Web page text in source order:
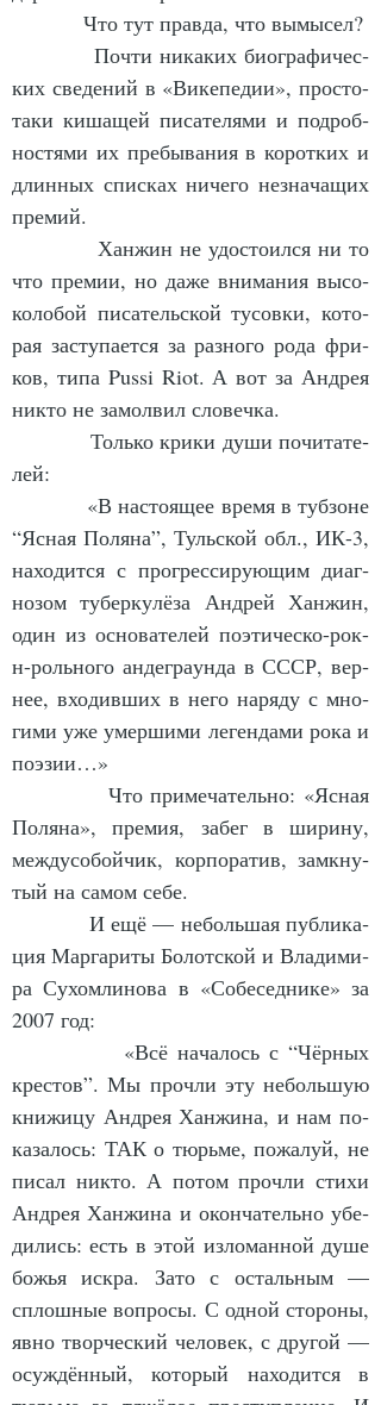
            Что тут прав­да, что вы­мы­сел?
            Поч­ти ни­ка­ких био­гра­фи­чес­
ких све­де­ний в «Ви­ке­пе­дии», прос­то-
та­ки ки­ша­щей пи­са­те­ля­ми и под­роб­
нос­тя­ми их пре­бы­ва­ния в ко­рот­ких и
длин­ных спис­ках ни­че­го не­зна­ча­щих
пре­мий.
что пре­мии, но да­же вни­ма­ния вы­со­
ко­ло­бой пи­са­тель­ской ту­сов­ки, ко­то­
рая за­сту­па­ет­ся за раз­но­го ро­да фри­
ков, ти­па Pussi Riot. А вот за Ан­дрея
ни­кто не за­мол­вил сло­веч­ка.
лей:
“Яс­ная По­ля­на”, Туль­ской обл., ИК-3,
на­хо­дит­ся с про­грес­си­ру­ю­щим ди­аг­
но­зом ту­бер­ку­лёза Ан­дрей Хан­жин,
один из ос­но­ва­те­лей по­э­ти­чес­ко-рок-
н-роль­но­го ан­дег­ра­ун­да в СССР, вер­
нее, вхо­див­ших в не­го на­ря­ду с мно­
ги­ми уже умер­ши­ми ле­ген­да­ми ро­ка и
по­э­зии…»
По­ля­на», пре­мия, за­бег в ши­ри­ну,
меж­ду­со­бой­чик, кор­по­ра­тив, за­мкну­
тый на са­мом се­бе.
ция Мар­га­ри­ты Бо­лот­ской и Вла­ди­ми­
ра Су­хом­ли­но­ва в «Со­бе­сед­ни­ке» за
2007 год:
крес­тов”. Мы про­чли эту не­боль­шую
кни­жи­цу Ан­дрея Хан­жи­на, и нам по­
ка­за­лось: ТАК о тюрь­ме, по­жа­луй, не
пи­сал ни­кто. А по­том про­чли сти­хи
Ан­дрея Хан­жи­на и окон­ча­тель­но убе­
ди­лись: есть в этой из­ло­ман­ной ду­ше
божья ис­кра. За­то с осталь­ным —
сплош­ные во­про­сы. С од­ной сто­ро­ны,
яв­но твор­чес­кий че­ло­век, с дру­гой —
осуж­дён­ный, ко­то­рый на­хо­дит­ся в